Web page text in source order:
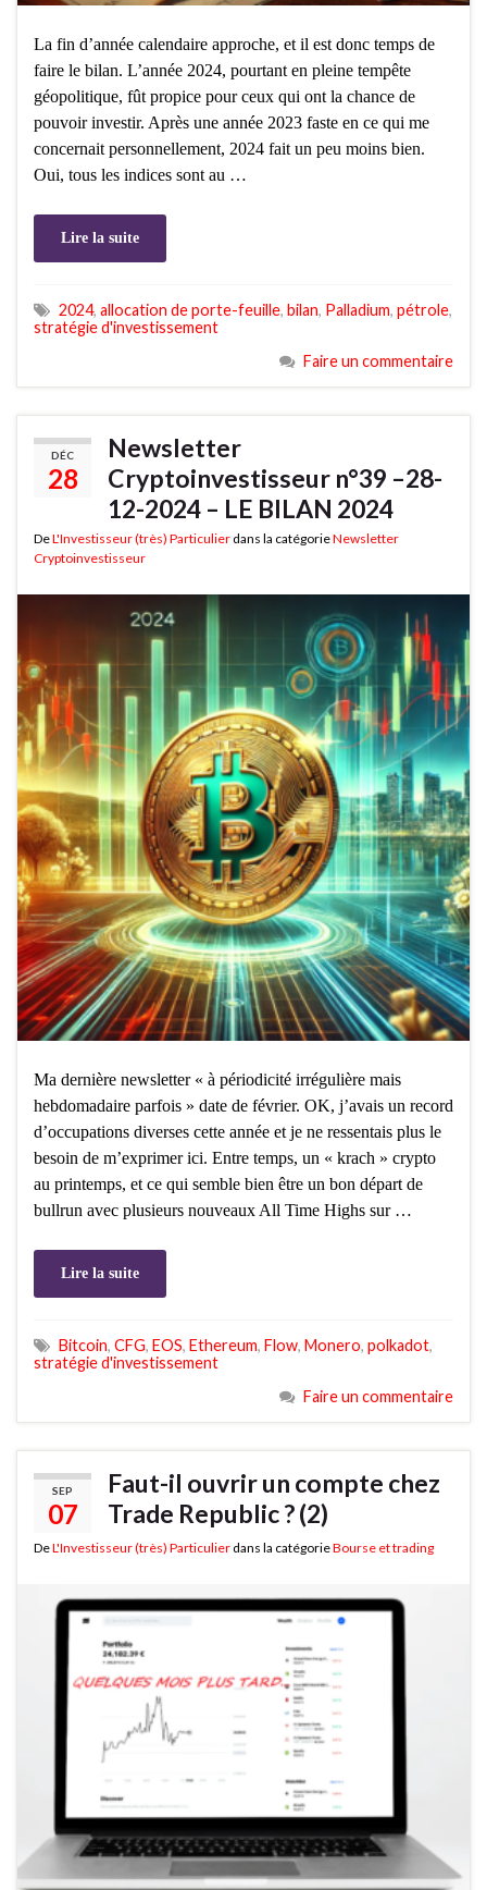
La fin d’année calendaire approche, et il est donc temps de
faire le bilan. L’année 2024, pourtant en pleine tempête
géopolitique, fût propice pour ceux qui ont la chance de
pouvoir investir. Après une année 2023 faste en ce qui me
concernait personnellement, 2024 fait un peu moins bien.
Oui, tous les indices sont au …
Lire la suite
2024, allocation de porte-feuille, bilan, Palladium, pétrole,
stratégie d'investissement
Faire un commentaire
DÉC
28
Newsletter
Cryptoinvestisseur n°39 –28-
12-2024 – LE BILAN 2024
DeL'Investisseur (très) Particulier dans la catégorieNewsletter
Cryptoinvestisseur
Ma dernière newsletter « à périodicité irrégulière mais
hebdomadaire parfois » date de février. OK, j’avais un record
d’occupations diverses cette année et je ne ressentais plus le
besoin de m’exprimer ici. Entre temps, un « krach » crypto
au printemps, et ce qui semble bien être un bon départ de
bullrun avec plusieurs nouveaux All Time Highs sur …
Lire la suite
Bitcoin, CFG, EOS, Ethereum, Flow, Monero, polkadot,
stratégie d'investissement
Faire un commentaire
SEP
07
Faut-il ouvrir un compte chez
Trade Republic ? (2)
DeL'Investisseur (très) Particulier dans la catégorieBourse et trading